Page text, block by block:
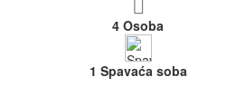
4 Osoba
1 Spavaća soba